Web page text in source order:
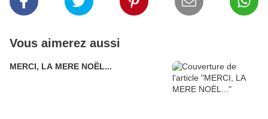
Vous aimerez aussi
MERCI, LA MERE NOËL...